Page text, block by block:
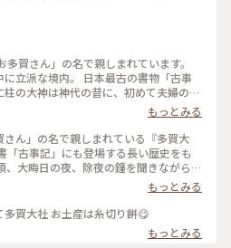
多賀さん」の名で親しまれています。
日本最古の書物「古事
の大神は神代の昔に、初めて夫婦の道
、続いて天照大神をはじめとする八百
お産みになられました。 生命（い
とから、古く「延命長寿・縁結び・厄
を集めてます。 何回か母が多賀大社で
らい 今年も祈祷品を東京に送ってく
ったのです。
もっとみる
ん」の名で親しまれている『多賀大
古事記」にも登場する長い歴史をも
、大晦日の夜、除夜の鐘を聞きながら
社でもあります。 今年は帰省をした
へ来ようと決めてました😊 数日前に降
道路には雪がなく安心したのです
とたんに雪が降り出し❄️（それも結構
ると止むという不思議なお天気でした
もっとみる
多賀大社 お土産は糸切り餅😋
もっとみる